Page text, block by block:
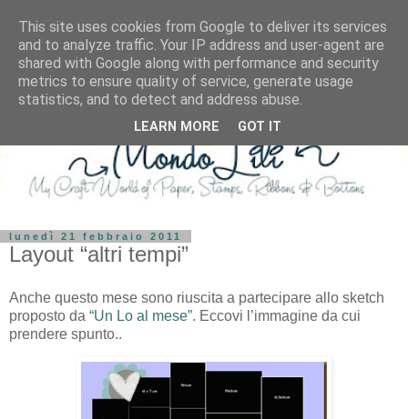
lunedì 21 febbraio 2011
Layout “altri tempi”
Anche questo mese sono riuscita a partecipare allo sketch
proposto da “Un Lo al mese”. Eccovi l’immagine da cui
prendere spunto..
This site uses cookies from Google to deliver its services
and to analyze traffic. Your IP address and user-agent are
shared with Google along with performance and security
metrics to ensure quality of service, generate usage
statistics, and to detect and address abuse.
LEARN MORE GOT IT